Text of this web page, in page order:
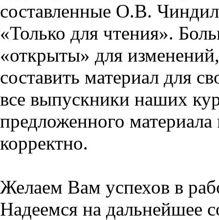
составленные О.В.
«Только для чтения».
«открыты» для
составить материал для
все выпускники наших
предложенного
корректно.
Желаем Вам успехов в
Надеемся на дальнейшее